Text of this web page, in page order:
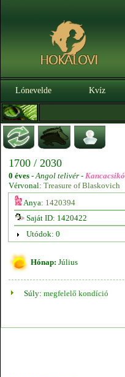
Lónevelde Kvíz
1700 / 2030
0 éves -Angol telivér - Kancacsikó
Vérvonal: Treasure of Blaskovich
Anya: 1420394
Saját ID: 1420422
Utódok: 0
Hónap: Július
Súly: megfelelő kondíció